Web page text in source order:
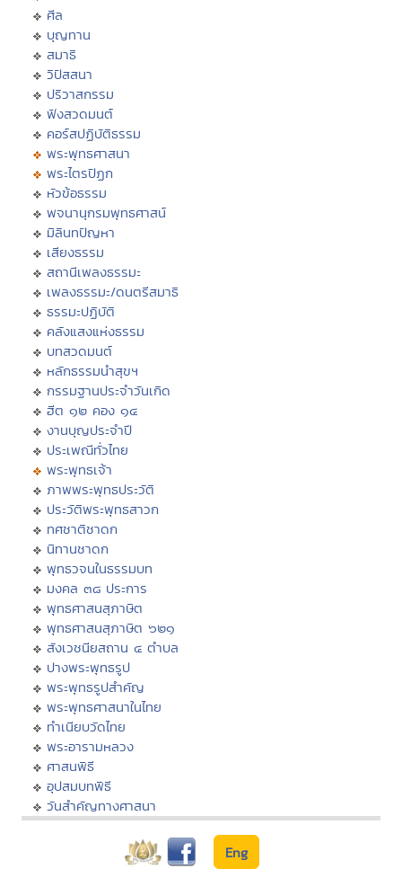
ศีล
บุญทาน
สมาธิ
วิปัสสนา
ปริวาสกรรม
ฟังสวดมนต์
คอร์สปฏิบัติธรรม
พระพุทธศาสนา
พระไตรปิฏก
หัวข้อธรรม
พจนานุกรมพุทธศาสน์
มิลินทปัญหา
เสียงธรรม
สถานีเพลงธรรมะ
เพลงธรรมะ/ดนตรีสมาธิ
ธรรมะปฏิบัติ
คลังแสงแห่งธรรม
บทสวดมนต์
หลักธรรมนำสุขฯ
กรรมฐานประจำวันเกิด
ฮีต ๑๒ คอง ๑๔
งานบุญประจำปี
ประเพณีทั่วไทย
พระพุทธเจ้า
ภาพพระพุทธประวัติ
ประวัติพระพุทธสาวก
ทศชาติชาดก
นิทานชาดก
พุทธวจนในธรรมบท
มงคล ๓๘ ประการ
พุทธศาสนสุภาษิต
พุทธศาสนสุภาษิต ๖๒๑
สังเวชนียสถาน ๔ ตำบล
ปางพระพุทธรูป
พระพุทธรูปสำคัญ
พระพุทธศาสนาในไทย
ทำเนียบวัดไทย
พระอารามหลวง
ศาสนพิธี
อุปสมบทพิธี
วันสำคัญทางศาสนา
Eng